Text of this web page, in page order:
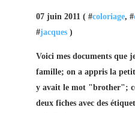
07 juin 2011 ( #coloriage, #
#jacques )
Voici mes documents que
famille; on a appris la
y avait le mot "brother";
deux fiches avec des